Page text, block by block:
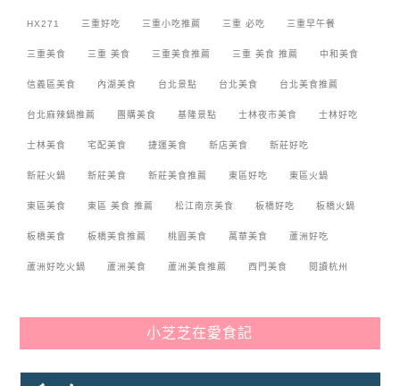
HX271 三重好吃 三重小吃推薦 三重 必吃 三重早午餐
三重美食 三重 美食 三重美食推薦 三重 美食 推薦 中和美食
信義區美食 內湖美食 台北景點 台北美食 台北美食推薦
台北麻辣鍋推薦 團購美食 基隆景點 士林夜市美食 士林好吃
士林美食 宅配美食 捷運美食 新店美食 新莊好吃
新莊火鍋 新莊美食 新莊美食推薦 東區好吃 東區火鍋
東區美食 東區 美食 推薦 松江南京美食 板橋好吃 板橋火鍋
板橋美食 板橋美食推薦 桃園美食 萬華美食 蘆洲好吃
蘆洲好吃火鍋 蘆洲美食 蘆洲美食推薦 西門美食 閱讀杭州
小芝芝在愛食記